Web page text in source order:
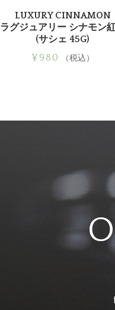
LUXURY CINNAMON
ラグジュアリー シナモン
(サシェ 45G)
¥ 980 （税込）